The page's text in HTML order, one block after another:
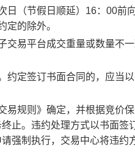
日（节假日顺延）16：00前
定的除外。
交易平台成交重量或数量不
约定签订书面合同的，应当
易规则》确定，并根据竞价
止。违约处理方式以书面签
强制执行，交易中心将违约